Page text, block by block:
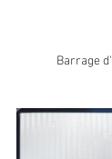
Barrage